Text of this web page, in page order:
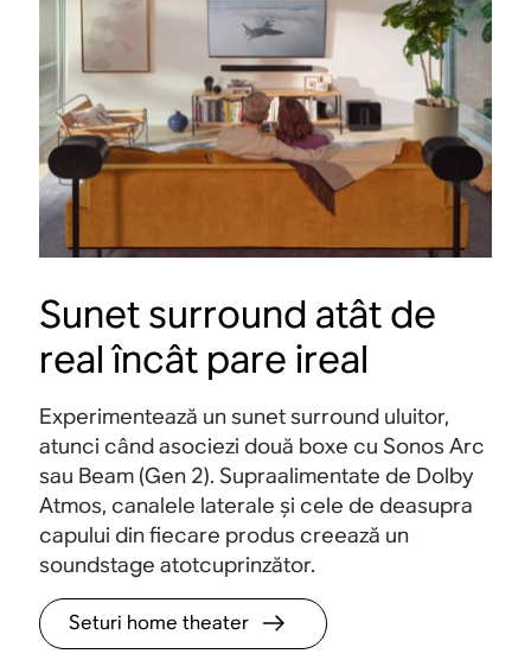
Sunet surround atât de
real încât pare ireal
Experimentează un sunet surround uluitor,
atunci când asociezi două boxe cu Sonos Arc
sau Beam (Gen 2). Supraalimentate de Dolby
Atmos, canalele laterale și cele de deasupra
capului din fiecare produs creează un
soundstage atotcuprinzător.
Seturi home theater